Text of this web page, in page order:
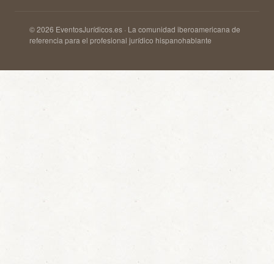
© 2026 EventosJurídicos.es · La comunidad iberoamericana de
referencia para el profesional jurídico hispanohablante